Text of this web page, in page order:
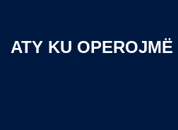
ATY KU